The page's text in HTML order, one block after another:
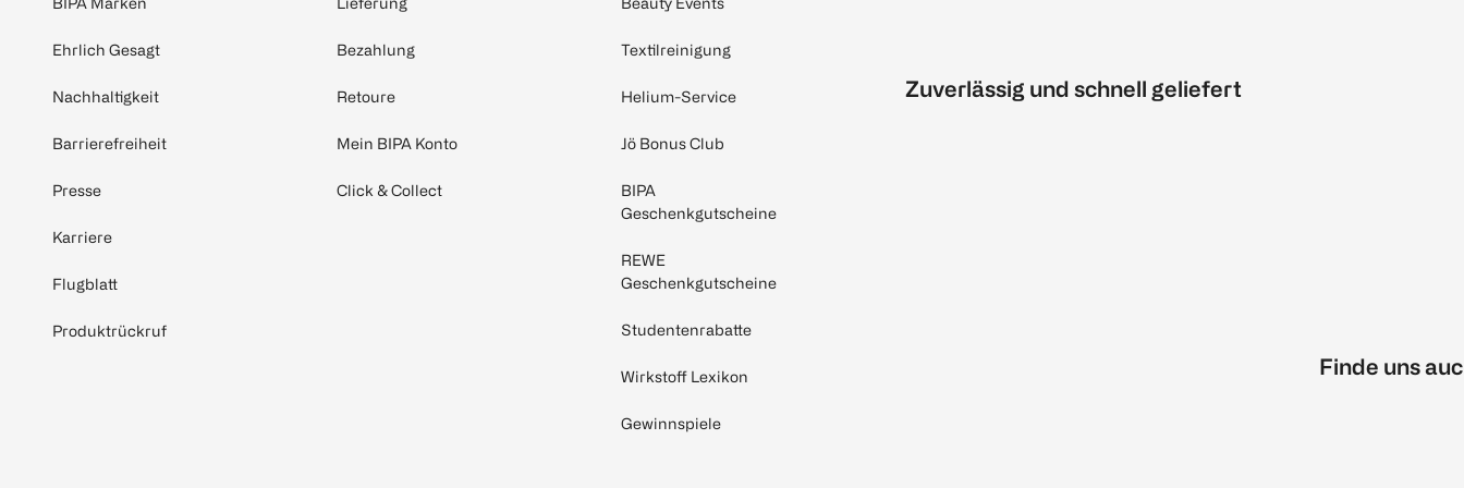
Ehrlich Gesagt
Nachhaltigkeit
Barrierefreiheit
Presse
Karriere
Flugblatt
Produktrückruf
Bezahlung
Retoure
Mein BIPA Konto
Click & Collect
Textilreinigung
Helium-Service
Jö Bonus Club
BIPA
Geschenkgutscheine
REWE
Geschenkgutscheine
Studentenrabatte
Wirkstoff Lexikon
Gewinnspiele
Zuverlässig und schnell geliefert
Finde uns